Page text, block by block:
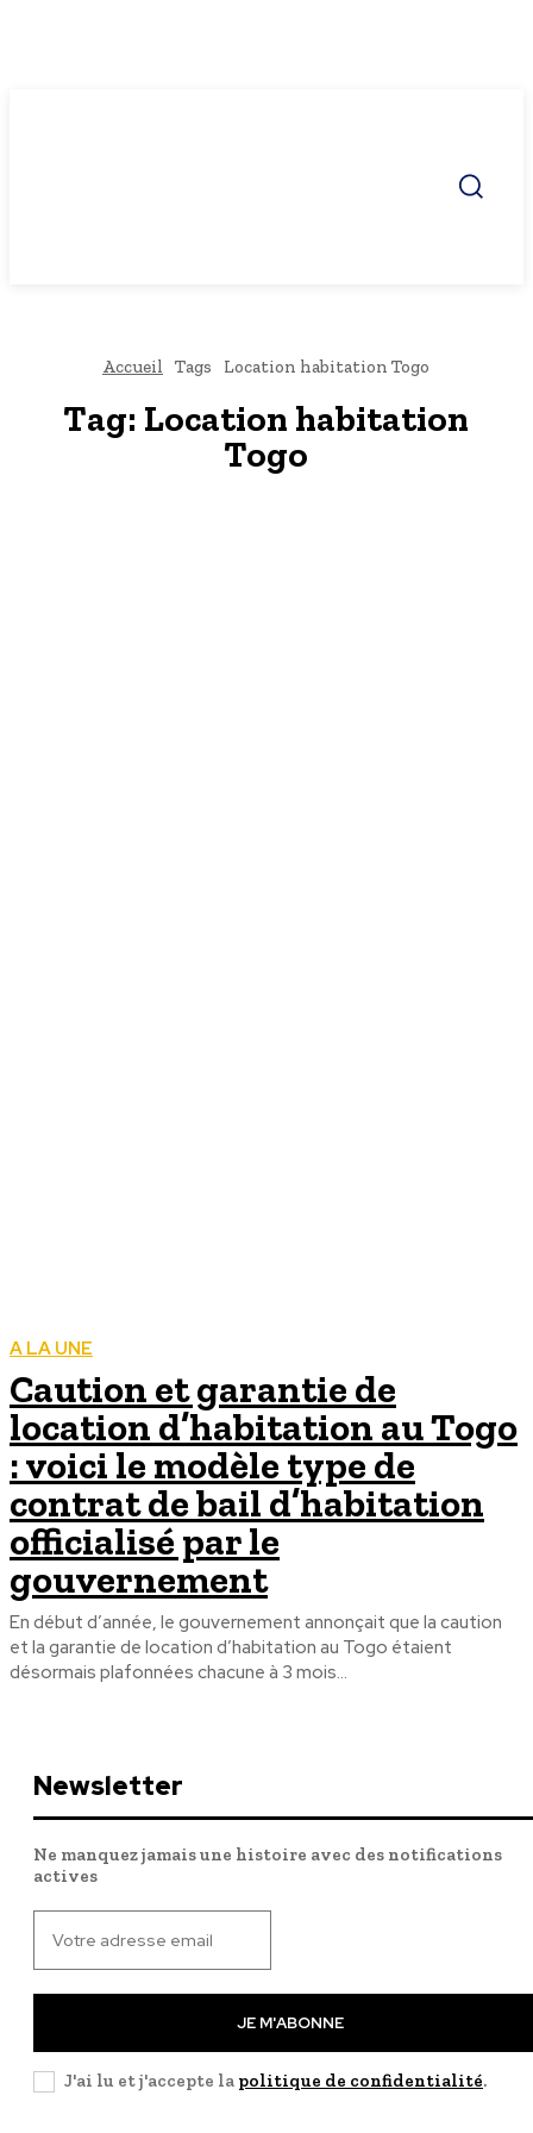
Accueil Tags Location habitation Togo
Tag: Location habitation
Togo
A LA UNE
Caution et garantie de
location d’habitation au Togo
: voici le modèle type de
contrat de bail d’habitation
officialisé par le
gouvernement
En début d’année, le gouvernement annonçait que la caution
et la garantie de location d’habitation au Togo étaient
désormais plafonnées chacune à 3 mois...
Newsletter
Ne manquez jamais une histoire avec des notifications
actives
JE M'ABONNE
J'ai lu et j'accepte la politique de confidentialité.